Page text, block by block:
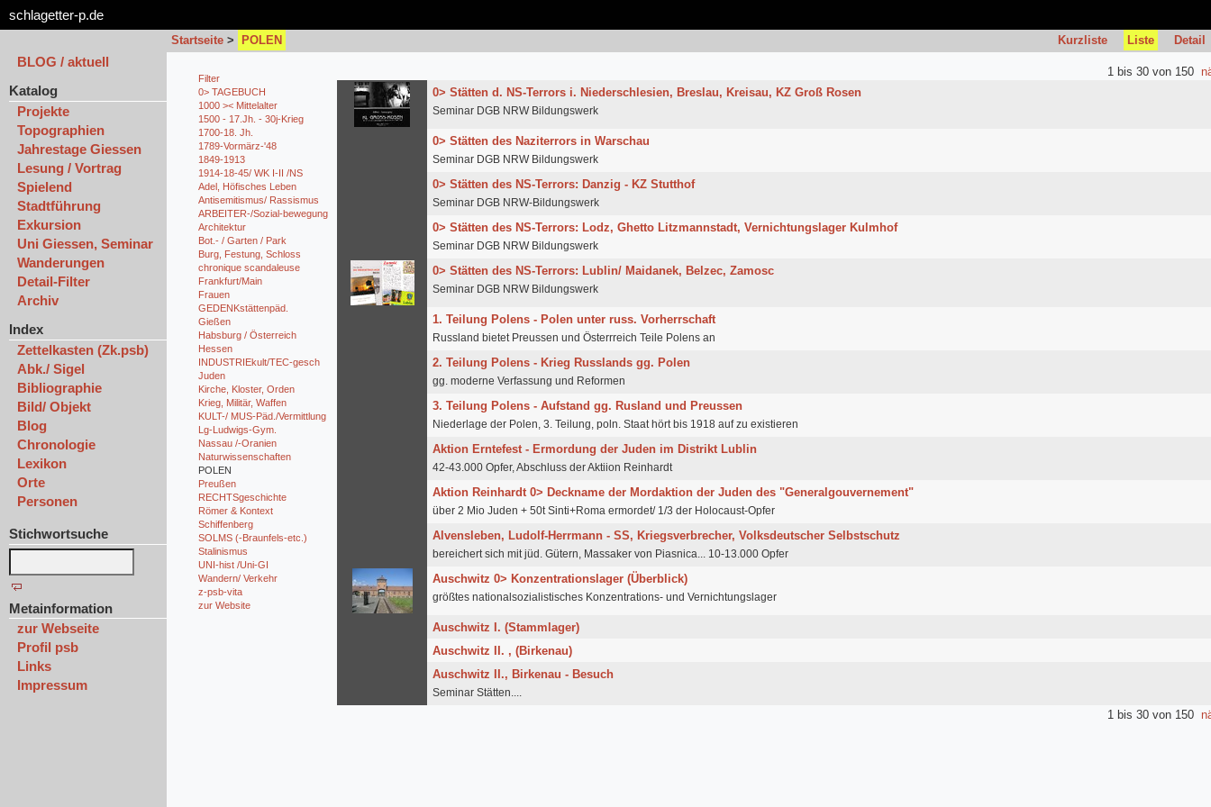
schlagetter-p.de
Startseite > POLEN Kurzliste Liste Detail
BLOG / aktuell
Katalog
Projekte
Topographien
Jahrestage Giessen
Lesung / Vortrag
Spielend
Stadtführung
Exkursion
Uni Giessen, Seminar
Wanderungen
Detail-Filter
Archiv
Index
Zettelkasten (Zk.psb)
Abk./ Sigel
Bibliographie
Bild/ Objekt
Blog
Chronologie
Lexikon
Orte
Personen
Stichwortsuche
Metainformation
zur Webseite
Profil psb
Links
Impressum
Filter
0> TAGEBUCH
1000 >< Mittelalter
1500 - 17.Jh. - 30j-Krieg
1700-18. Jh.
1789-Vormärz-'48
1849-1913
1914-18-45/ WK I-II /NS
Adel, Höfisches Leben
Antisemitismus/ Rassismus
ARBEITER-/Sozial-bewegung
Architektur
Bot.- / Garten / Park
Burg, Festung, Schloss
chronique scandaleuse
Frankfurt/Main
Frauen
GEDENKstättenpäd.
Gießen
Habsburg / Österreich
Hessen
INDUSTRIEkult/TEC-gesch
Juden
Kirche, Kloster, Orden
Krieg, Militär, Waffen
KULT-/ MUS-Päd./Vermittlung
Lg-Ludwigs-Gym.
Nassau /-Oranien
Naturwissenschaften
POLEN
Preußen
RECHTSgeschichte
Römer & Kontext
Schiffenberg
SOLMS (-Braunfels-etc.)
Stalinismus
UNI-hist /Uni-GI
Wandern/ Verkehr
z-psb-vita
zur Website
1 bis 30 von 150
0> Stätten d. NS-Terrors i. Niederschlesien, Breslau, Kreisau, KZ Groß Rosen
Seminar DGB NRW Bildungswerk
0> Stätten des Naziterrors in Warschau
Seminar DGB NRW Bildungswerk
0> Stätten des NS-Terrors: Danzig - KZ Stutthof
Seminar DGB NRW-Bildungswerk
0> Stätten des NS-Terrors: Lodz, Ghetto Litzmannstadt, Vernichtungslager Kulmhof
Seminar DGB NRW Bildungswerk
0> Stätten des NS-Terrors: Lublin/ Maidanek, Belzec, Zamosc
Seminar DGB NRW Bildungswerk
1. Teilung Polens - Polen unter russ. Vorherrschaft
Russland bietet Preussen und Österrreich Teile Polens an
2. Teilung Polens - Krieg Russlands gg. Polen
gg. moderne Verfassung und Reformen
3. Teilung Polens - Aufstand gg. Rusland und Preussen
Niederlage der Polen, 3. Teilung, poln. Staat hört bis 1918 auf zu existieren
Aktion Erntefest - Ermordung der Juden im Distrikt Lublin
42-43.000 Opfer, Abschluss der Aktiion Reinhardt
Aktion Reinhardt 0> Deckname der Mordaktion der Juden des "Generalgouvernement"
über 2 Mio Juden + 50t Sinti+Roma ermordet/ 1/3 der Holocaust-Opfer
Alvensleben, Ludolf-Herrmann - SS, Kriegsverbrecher, Volksdeutscher Selbstschutz
bereichert sich mit jüd. Gütern, Massaker von Piasnica... 10-13.000 Opfer
Auschwitz 0> Konzentrationslager (Überblick)
größtes nationalsozialistisches Konzentrations- und Vernichtungslager
Auschwitz I. (Stammlager)
Auschwitz II. , (Birkenau)
Auschwitz II., Birkenau - Besuch
Seminar Stätten....
1 bis 30 von 150